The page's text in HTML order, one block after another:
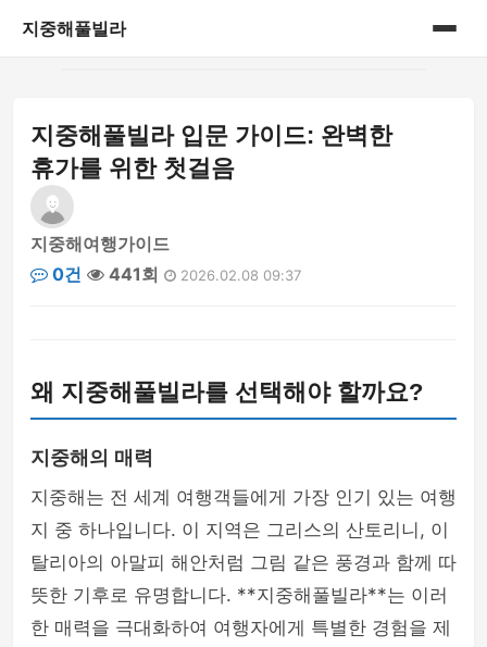
지중해풀빌라
게시판
지중해풀빌라 입문 가이드: 완벽한
휴가를 위한 첫걸음
지중해여행가이드
0건
441회 2026.02.08 09:37
왜 지중해풀빌라를 선택해야 할까요?
지중해의 매력
지중해는 전 세계 여행객들에게 가장 인기 있는 여행
지 중 하나입니다. 이 지역은 그리스의 산토리니, 이
탈리아의 아말피 해안처럼 그림 같은 풍경과 함께 따
뜻한 기후로 유명합니다. **지중해풀빌라**는 이러
한 매력을 극대화하여 여행자에게 특별한 경험을 제